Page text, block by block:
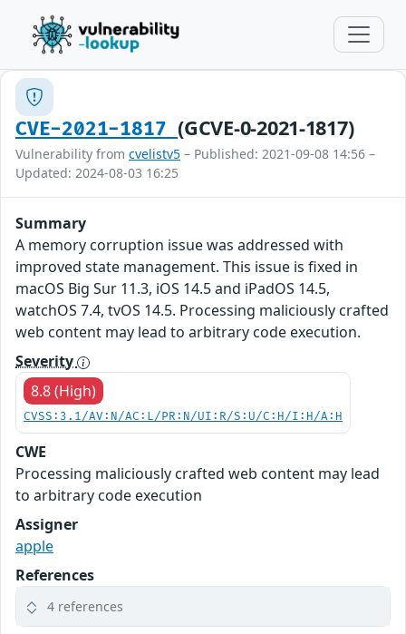
CVE-2021-1817(GCVE-0-2021-1817)
Vulnerability from cvelistv5 – Published: 2021-09-08 14:56 –
Updated: 2024-08-03 16:25
Summary
A memory corruption issue was addressed with
improved state management. This issue is fixed in
macOS Big Sur 11.3, iOS 14.5 and iPadOS 14.5,
watchOS 7.4, tvOS 14.5. Processing maliciously crafted
web content may lead to arbitrary code execution.
Severity
8.8 (High)
CVSS:3.1/AV:N/AC:L/PR:N/UI:R/S:U/C:H/I:H/A:H
CWE
Processing maliciously crafted web content may lead
to arbitrary code execution
Assigner
apple
References
4 references